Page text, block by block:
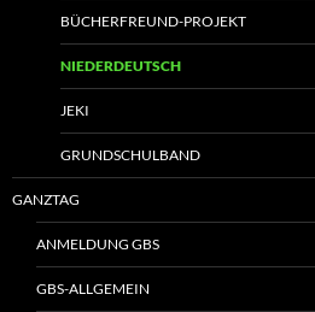
BÜCHERFREUND-PROJEKT
NIEDERDEUTSCH
JEKI
GRUNDSCHULBAND
GANZTAG
ANMELDUNG GBS
GBS-ALLGEMEIN